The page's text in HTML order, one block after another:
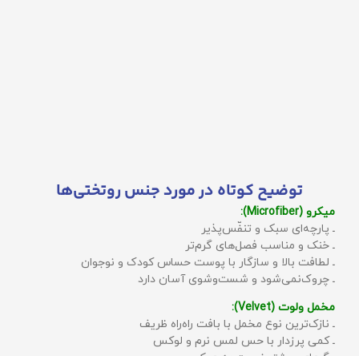
توضیح کوتاه در مورد جنس روتختی‌ها
میکرو (Microfiber):
ـ پارچه‌ای سبک و تنفّس‌پذیر
ـ خنک و مناسب فصل‌های گرم‌تر
ـ لطافت بالا و سازگار با پوست حساس کودک و نوجوان
ـ چروک‌نمی‌شود و شست‌وشوی آسان دارد
مخمل ولوت (Velvet):
ـ نازک‌ترین نوع مخمل با بافت راه‌راه ظریف
ـ کمی پرزدار با حس لمس نرم و لوکس